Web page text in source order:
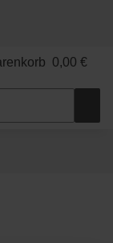
0,00 €